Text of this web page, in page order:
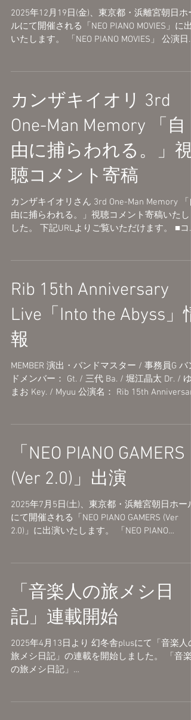
売： オフィシャル先行受付(先着) 2025年10月
日(土) 12:00～2025年10月26日(日) 23:59 ⚫︎イー
プラス https://eplus.jp/zimuing18/ 10月20日(
12:00から受付開始 ⚫︎ぴあ：
https://l-tike.com/zimuing/ 一般
2025年12月19日(金)、東京都・浜離宮朝日ホー
ルにて開催される「NEO PIANO MOVIES」に出
いたします。 「NEO PIANO MOVIES」 公演日
カンザキイオリ 3rd
One-Man Memory 「自
由に捕らわれる。」視
聴コメント寄稿
カンザキイオリさん 3rd One-Man Memory 「
由に捕らわれる。」視聴コメント寄稿いたし
した。 下記URLよりご覧いただけます。 ■コ
Rib 15th Anniversary
Live「Into the Abyss」情
報
MEMBER 演出・バンドマスター / 事務員G バン
ドメンバー： Gt. / 三代 Ba. / 堀江晶太 Dr. / ゆー
まお Key. / Myuu 公演名： Rib 15th Anniversary
「NEO PIANO GAMERS
(Ver 2.0)」出演
2025年7月5日(土)、東京都・浜離宮朝日ホール
にて開催される「NEO PIANO GAMERS (Ver
2.0)」に出演いたします。 「NEO PIANO
「音楽人の旅メシ日
記」連載開始
2025年4月13日より 幻冬舎plusにて「音楽人の
旅メシ日記」の連載を開始しました。 「音楽
の旅メシ日記」